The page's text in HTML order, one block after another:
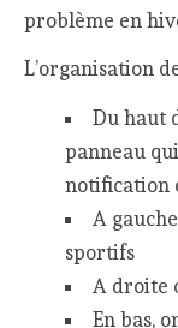
problème en
L’organisation
Du haut
panneau
notification
A
sportifs
A droite
En bas,